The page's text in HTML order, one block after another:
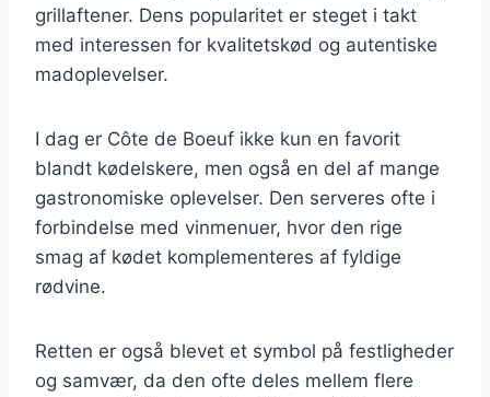
grillaftener. Dens popularitet er steget i takt
med interessen for kvalitetskød og autentiske
madoplevelser.
I dag er Côte de Boeuf ikke kun en favorit
blandt kødelskere, men også en del af mange
gastronomiske oplevelser. Den serveres ofte i
forbindelse med vinmenuer, hvor den rige
smag af kødet komplementeres af fyldige
rødvine.
Retten er også blevet et symbol på festligheder
og samvær, da den ofte deles mellem flere